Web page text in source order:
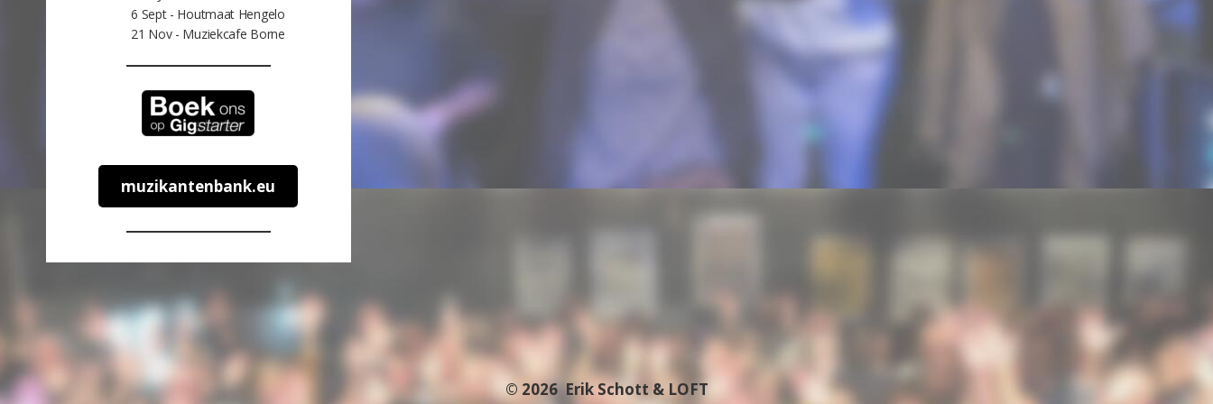
6 Sept - Houtmaat Hengelo
21 Nov - Muziekcafe Borne
muzikantenbank.eu
© 2026 Erik Schott & LOFT